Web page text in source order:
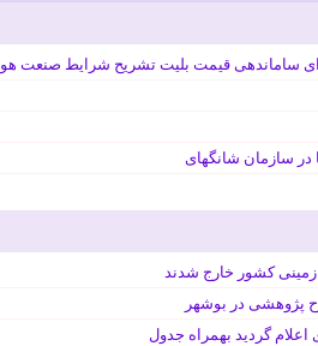
ساماندهی قیمت بلیت تشریح شرایط صنعت
در سازمان شانگهای
پژوهشی در بوشهر
گردید بهمراه جدول